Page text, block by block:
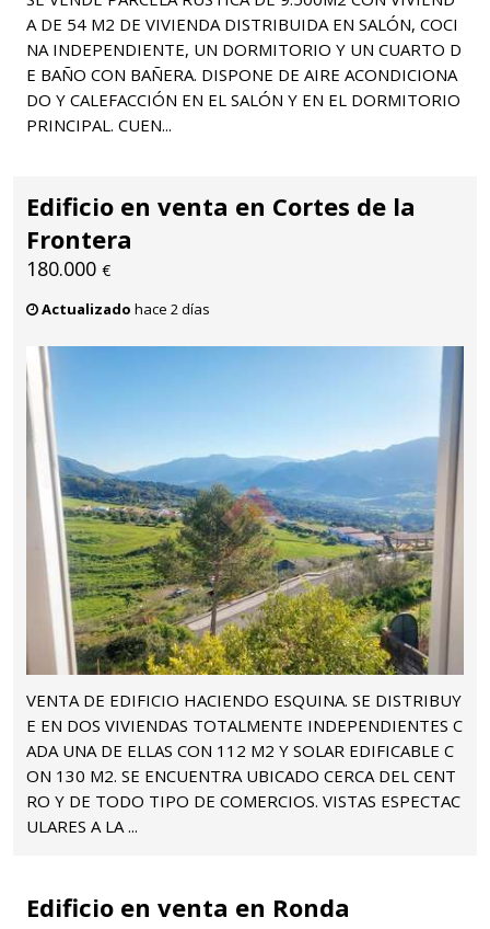
A DE 54 M2 DE VIVIENDA DISTRIBUIDA EN SALÓN, COCI
NA INDEPENDIENTE, UN DORMITORIO Y UN CUARTO D
E BAÑO CON BAÑERA. DISPONE DE AIRE ACONDICIONA
DO Y CALEFACCIÓN EN EL SALÓN Y EN EL DORMITORIO
PRINCIPAL. CUEN...
Edificio en venta en Cortes de la
Frontera
180.000 €
Actualizado hace 2 días
VENTA DE EDIFICIO HACIENDO ESQUINA. SE DISTRIBUY
E EN DOS VIVIENDAS TOTALMENTE INDEPENDIENTES C
ADA UNA DE ELLAS CON 112 M2 Y SOLAR EDIFICABLE C
ON 130 M2. SE ENCUENTRA UBICADO CERCA DEL CENT
RO Y DE TODO TIPO DE COMERCIOS. VISTAS ESPECTAC
ULARES A LA ...
Edificio en venta en Ronda